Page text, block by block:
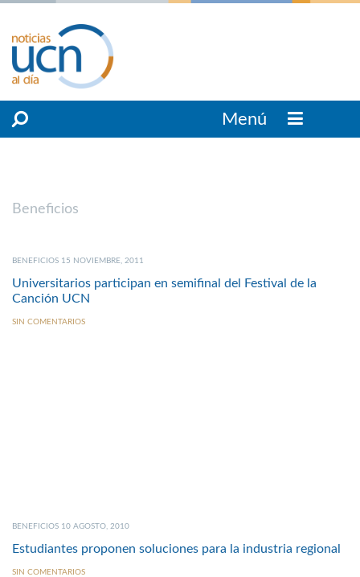
Menú
Beneficios
BENEFICIOS 15 NOVIEMBRE, 2011
Universitarios participan en semifinal del Festival de la
Canción UCN
SIN COMENTARIOS
BENEFICIOS 10 AGOSTO, 2010
Estudiantes proponen soluciones para la industria regional
SIN COMENTARIOS